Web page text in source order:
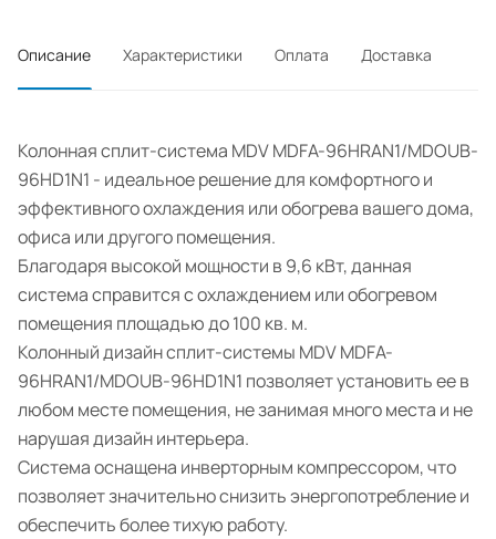
Описание Характеристики Оплата Доставка
Колонная сплит-система MDV MDFA-96HRAN1/MDOUB-
96HD1N1 - идеальное решение для комфортного и
эффективного охлаждения или обогрева вашего дома,
офиса или другого помещения.
Благодаря высокой мощности в 9,6 кВт, данная
система справится с охлаждением или обогревом
помещения площадью до 100 кв. м.
Колонный дизайн сплит-системы MDV MDFA-
96HRAN1/MDOUB-96HD1N1 позволяет установить ее в
любом месте помещения, не занимая много места и не
нарушая дизайн интерьера.
Система оснащена инверторным компрессором, что
позволяет значительно снизить энергопотребление и
обеспечить более тихую работу.